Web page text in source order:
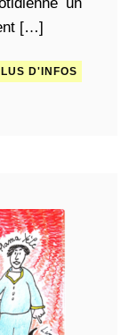
un
[…]
D'INFOS